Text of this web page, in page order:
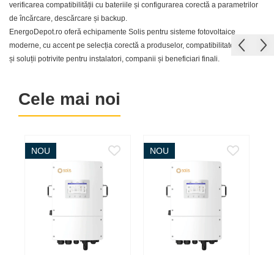
Cabluri flexibile plate
Cabluri medie tensiune
Cabluri medie tensiune aluminiu
Cabluri optice
Cabluri speciale
Conductori rigizi
Conductori rigizi cupru
Cabluri alarma
Cabluri semnalizare incendiu
Cabluri semnalizare si control
Tub flexibil
Tub flexibil dublu perete (corugata)
Tub flexibil metalic
verificarea compatibilității cu bateriile și configurarea corectă a parametrilor
de încărcare, descărcare și backup.
EnergoDepot.ro oferă echipamente Solis pentru sisteme fotovoltaice
moderne, cu accent pe selecția corectă a produselor, compatibilitate tehnică
și soluții potrivite pentru instalatori, companii și beneficiari finali.
Cele mai noi
NOU NOU